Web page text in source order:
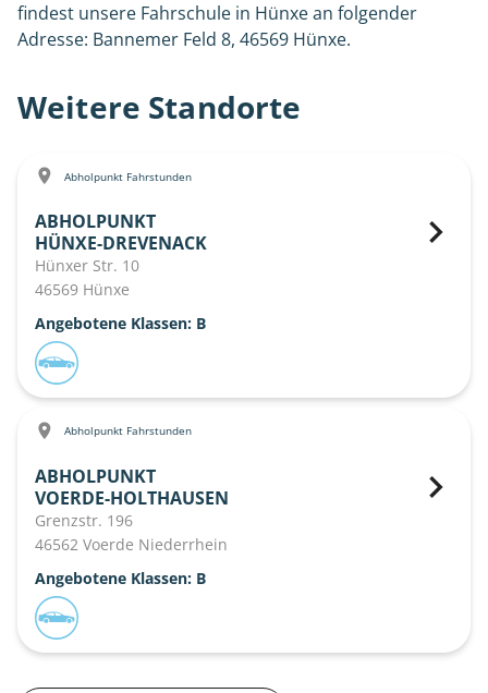
findest unsere Fahrschule in Hünxe an folgender
Adresse: Bannemer Feld 8, 46569 Hünxe.
Weitere Standorte
Abholpunkt Fahrstunden
ABHOLPUNKT
HÜNXE-DREVENACK
Hünxer Str. 10
46569 Hünxe
Angebotene Klassen: B
Abholpunkt Fahrstunden
ABHOLPUNKT
VOERDE-HOLTHAUSEN
Grenzstr. 196
46562 Voerde Niederrhein
Angebotene Klassen: B